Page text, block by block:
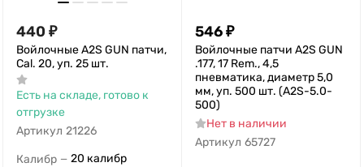
440 ₽
Войлочные A2S GUN патчи,
Cal. 20, уп. 25 шт.
Есть на складе, готово к
отгрузке
Артикул 21226
Калибр — 20 калибр
546₽
Войлочные патчи A2S GUN
.177, 17 Rem., 4,5
пневматика, диаметр 5,0
мм, уп. 500 шт. (A2S-5.0-
500)
Нет в наличии
Артикул 65727